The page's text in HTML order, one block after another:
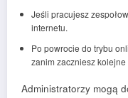
Jeśli pracujesz
internetu.
Po powrocie do trybu
zanim zaczniesz kolejne
Administratorzy mogą